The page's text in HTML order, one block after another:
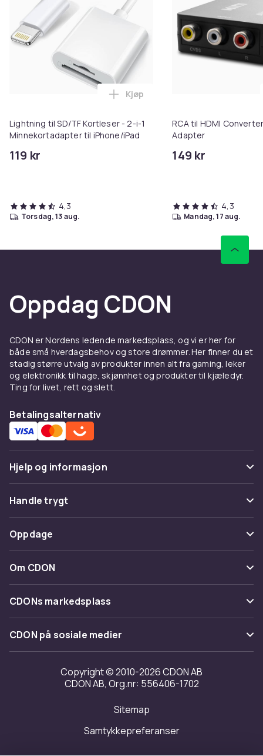
Lightning til SD/TF Kortleser - 2-i-1
Minnekortadapter til iPhone/iPad
119 kr
Legg Lightning til SD/TF
Kjøp
4,3
torsdag, 13 aug.
RCA til HDMI
Adapter
149 kr
4,3
mandag, 17 aug.
Oppdag CDON
CDON er Nordens ledende markedsplass, og vi er her for
både små hverdagsbehov og store drømmer. Her finner du et
stadig større utvalg av produkter innen alt fra gaming, leker
og elektronikk til hage, skjønnhet og produkter til kjæledyr.
Ting for livet, rett og slett.
Betalingsalternativ
Hjelp og informasjon
Vanlige spørsmål
Spor pakke
Angre & returner her
Kontakt oss
Handle trygt
Betaling
Levering
Tilbakekallinger
Oppdage
Kategorier
Varemerker
Om CDON
Om oss
Kundeanmeldelser
Jobbe på CDON
Investor relations
Tilgjengelighet
CDONs markedsplass
Merchant Help Center
CDON på sosiale medier
Copyright © 2010-2026 CDON AB
CDON AB, Org.nr: 556406-1702
Sitemap
Samtykkepreferanser